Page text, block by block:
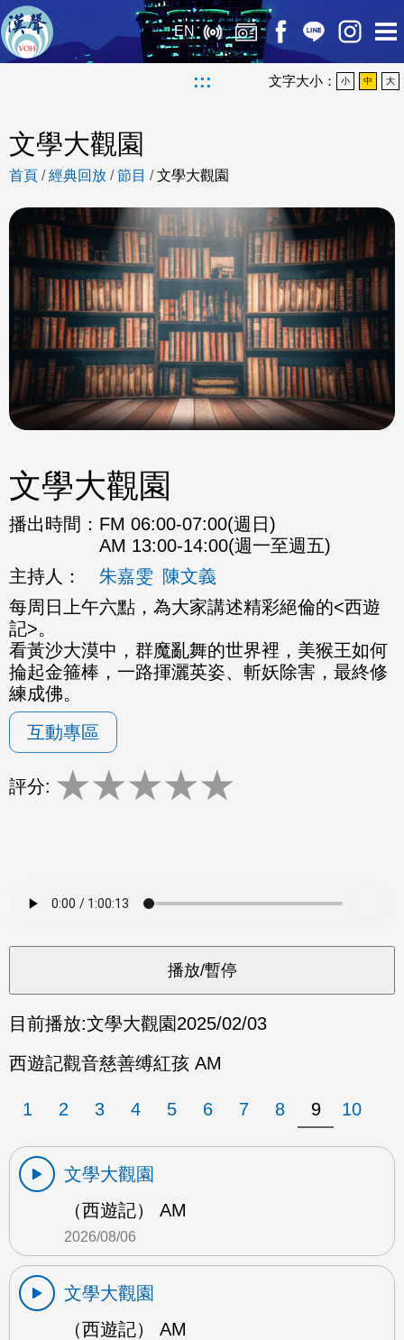
EN
::: 文字大小： 小 中 大
文學大觀園
首頁 /經典回放 /節目 /文學大觀園
文學大觀園
播出時間： FM 06:00-07:00(週日)
AM 13:00-14:00(週一至週五)
主持人：
朱嘉雯 陳文義
每周日上午六點，為大家講述精彩絕倫的<西遊
記>。
看黃沙大漠中，群魔亂舞的世界裡，美猴王如何
掄起金箍棒，一路揮灑英姿、斬妖除害，最終修
練成佛。
互動專區
評分: ★★★★★
目前播放:文學大觀園2025/02/03
西遊記觀音慈善缚紅孩 AM
1 2 3 4 5 6 7 8 9 10
文學大觀園
（西遊記） AM
2026/08/06
文學大觀園
（西遊記） AM